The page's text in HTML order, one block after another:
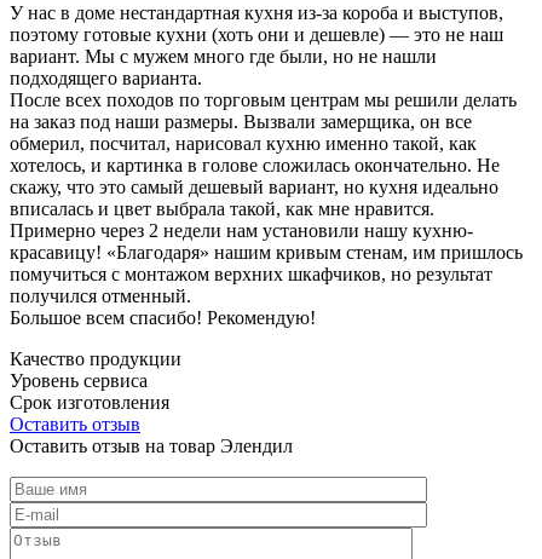
У нас в доме нестандартная кухня из-за короба и выступов,
поэтому готовые кухни (хоть они и дешевле) — это не наш
вариант. Мы с мужем много где были, но не нашли
подходящего варианта.
После всех походов по торговым центрам мы решили делать
на заказ под наши размеры. Вызвали замерщика, он все
обмерил, посчитал, нарисовал кухню именно такой, как
хотелось, и картинка в голове сложилась окончательно. Не
скажу, что это самый дешевый вариант, но кухня идеально
вписалась и цвет выбрала такой, как мне нравится.
Примерно через 2 недели нам установили нашу кухню-
красавицу! «Благодаря» нашим кривым стенам, им пришлось
помучиться с монтажом верхних шкафчиков, но результат
получился отменный.
Большое всем спасибо! Рекомендую!
Качество продукции
Уровень сервиса
Срок изготовления
Оставить отзыв
Оставить отзыв на товар Элендил